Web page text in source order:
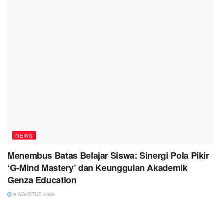
NEWS
Menembus Batas Belajar Siswa: Sinergi Pola Pikir
‘G-Mind Mastery’ dan Keunggulan Akademik
Genza Education
9 AGUSTUS 2026